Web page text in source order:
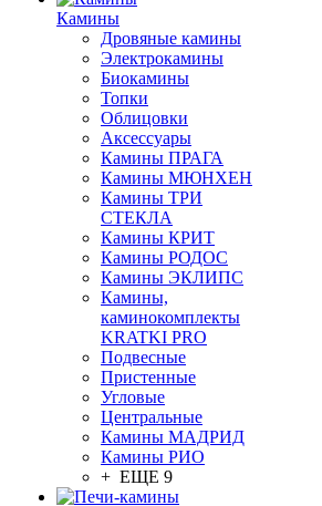
Камины
Дровяные камины
Электрокамины
Биокамины
Топки
Облицовки
Аксессуары
Камины ПРАГА
Камины МЮНХЕН
Камины ТРИ
СТЕКЛА
Камины КРИТ
Камины РОДОС
Камины ЭКЛИПС
Камины,
каминокомплекты
KRATKI PRO
Подвесные
Пристенные
Угловые
Центральные
Камины МАДРИД
Камины РИО
+ ЕЩЕ 9